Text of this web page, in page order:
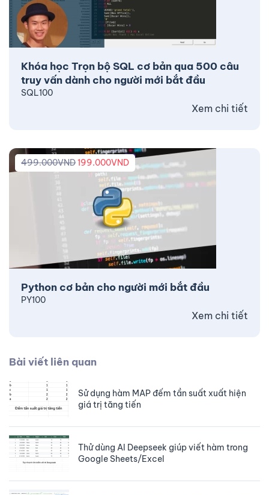
Khóa học Trọn bộ SQL cơ bản qua 500 câu
truy vấn dành cho người mới bắt đầu
SQL100
Xem chi tiết
Python cơ bản cho người mới bắt đầu
499.000VND199.000VND
PY100
Xem chi tiết
Bài viết liên quan
Sử dụng hàm MAP đếm tần suất xuất hiện
giá trị tăng tiến
Thử dùng AI Deepseek giúp viết hàm trong
Google Sheets/Excel